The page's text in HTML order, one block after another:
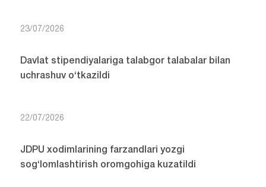
23/07/2026
Davlat stipendiyalariga talabgor talabalar bilan
uchrashuv o‘tkazildi
22/07/2026
JDPU xodimlarining farzandlari yozgi
sog‘lomlashtirish oromgohiga kuzatildi